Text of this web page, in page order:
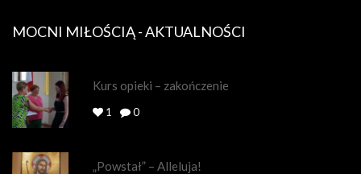
MOCNI MIŁOŚCIĄ - AKTUALNOŚCI
Kurs opieki – zakończenie
1 0
„Powstał” – Alleluja!